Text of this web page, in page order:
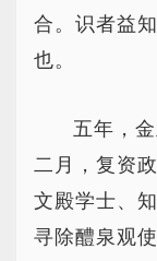
合。识者益
也。
五年，
二月，复资
文殿学士、
寻除醴泉观